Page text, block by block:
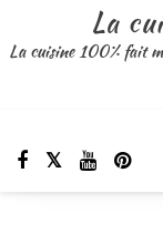
contenu
La
La cuisine 100% fait